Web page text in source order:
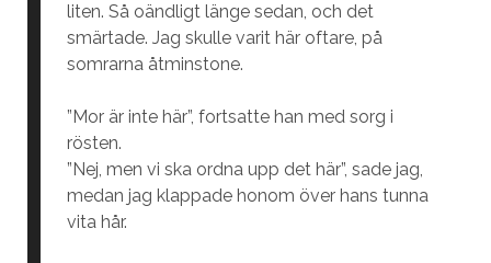
liten. Så oändligt länge sedan, och det
smärtade. Jag skulle varit här oftare, på
somrarna åtminstone.
”Mor är inte här”, fortsatte han med sorg i
rösten.
”Nej, men vi ska ordna upp det här”, sade jag,
medan jag klappade honom över hans tunna
vita hår.